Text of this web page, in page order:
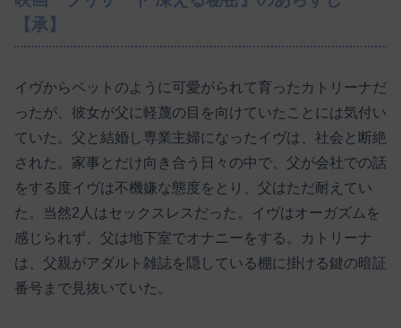
【承】
イヴからペットのように可愛がられて育ったカトリーナだ
ったが、彼女が父に軽蔑の目を向けていたことには気付い
ていた。父と結婚し専業主婦になったイヴは、社会と断絶
された。家事とだけ向き合う日々の中で、父が会社での話
をする度イヴは不機嫌な態度をとり、父はただ耐えてい
た。当然2人はセックスレスだった。イヴはオーガズムを
感じられず、父は地下室でオナニーをする。カトリーナ
は、父親がアダルト雑誌を隠している棚に掛ける鍵の暗証
番号まで見抜いていた。